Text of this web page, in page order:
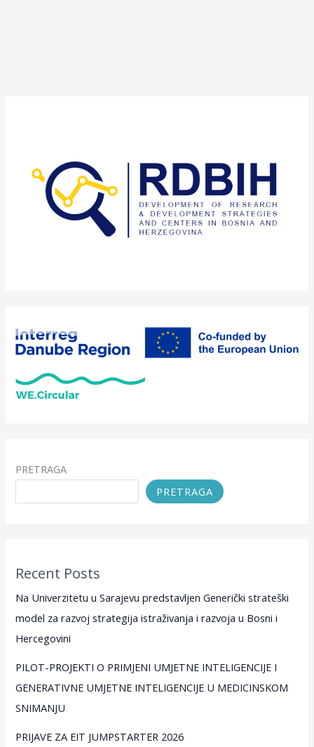
PRETRAGA
PRETRAGA
Recent Posts
Na Univerzitetu u Sarajevu predstavljen Generički strateški
model za razvoj strategija istraživanja i razvoja u Bosni i
Hercegovini
PILOT-PROJEKTI O PRIMJENI UMJETNE INTELIGENCIJE I
GENERATIVNE UMJETNE INTELIGENCIJE U MEDICINSKOM
SNIMANJU
PRIJAVE ZA EIT JUMPSTARTER 2026